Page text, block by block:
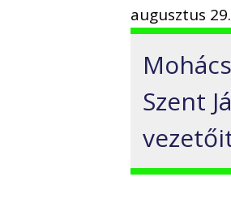
augusztus
Szent